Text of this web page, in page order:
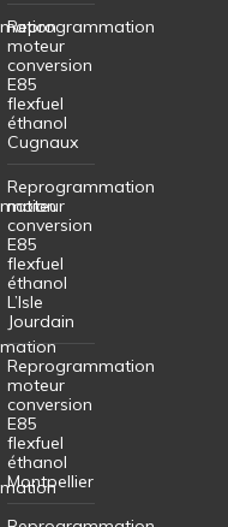
Reprogrammation
moteur
conversion
E85
flexfuel
éthanol
Cugnaux
Reprogrammation
moteur
conversion
E85
flexfuel
éthanol
L’Isle
Jourdain
Reprogrammation
moteur
conversion
E85
flexfuel
éthanol
Montpellier